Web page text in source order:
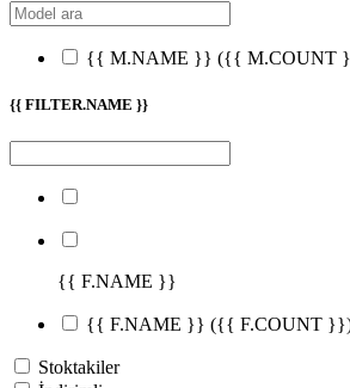
{{ M.NAME }} ({{ M.COUNT
{{ FILTER.NAME }}
{{ F.NAME }}
{{ F.NAME }} ({{ F.COUNT
Stoktakiler